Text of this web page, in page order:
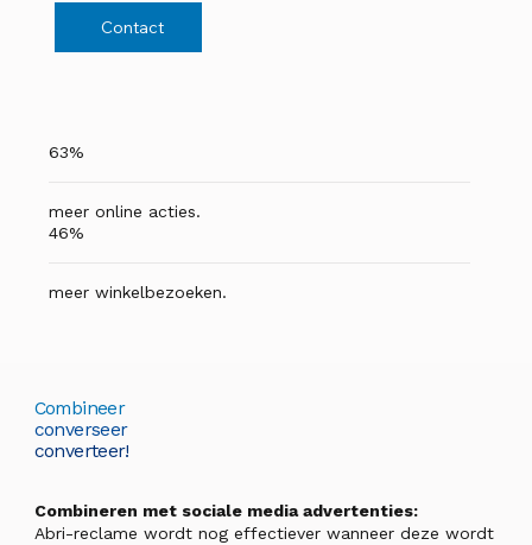
Contact
63%
meer online acties.
46%
meer winkelbezoeken.
Combineer
converseer
converteer!
Combineren met sociale media advertenties:
Abri-reclame wordt nog effectiever wanneer deze wordt